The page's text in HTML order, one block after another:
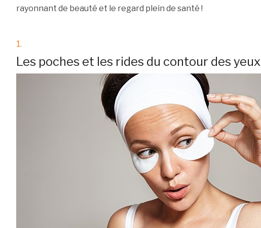
rayonnant de beauté et le regard plein de santé !
1.
Les poches et les rides du contour des yeux